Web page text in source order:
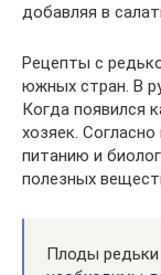
добавляя в
Рецепты с
южных стран. В
Когда появился
хозяек.
питанию и
полезных
Плоды редьки